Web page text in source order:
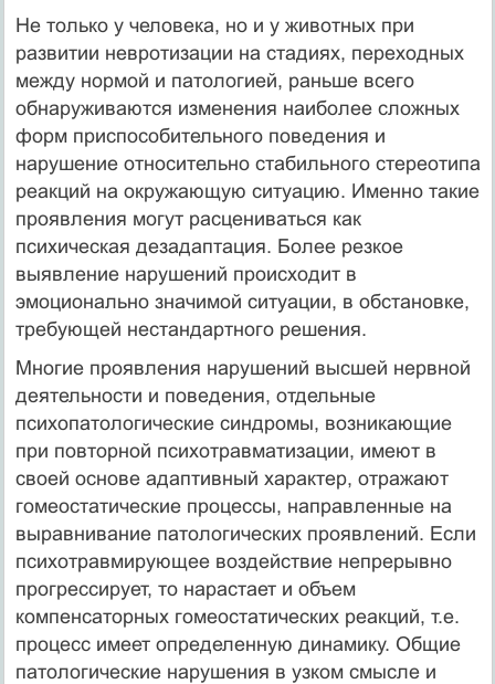
Не только у человека, но и у животных при
развитии невротизации на стадиях, переходных
между нормой и патологией, раньше всего
обнаруживаются изменения наиболее сложных
форм приспособительного поведения и
нарушение относительно стабильного стереотипа
реакций на окружающую ситуацию. Именно такие
проявления могут расцениваться как
психическая дезадаптация. Более резкое
выявление нарушений происходит в
эмоционально значимой ситуации, в обстановке,
требующей нестандартного решения.
Многие проявления нарушений высшей нервной
деятельности и поведения, отдельные
психопатологические синдромы, возникающие
при повторной психотравматизации, имеют в
своей основе адаптивный характер, отражают
гомеостатические процессы, направленные на
выравнивание патологических проявлений. Если
психотравмирующее воздействие непрерывно
прогрессирует, то нарастает и объем
компенсаторных гомеостатических реакций, т.е.
процесс имеет определенную динамику. Общие
патологические нарушения в узком смысле и